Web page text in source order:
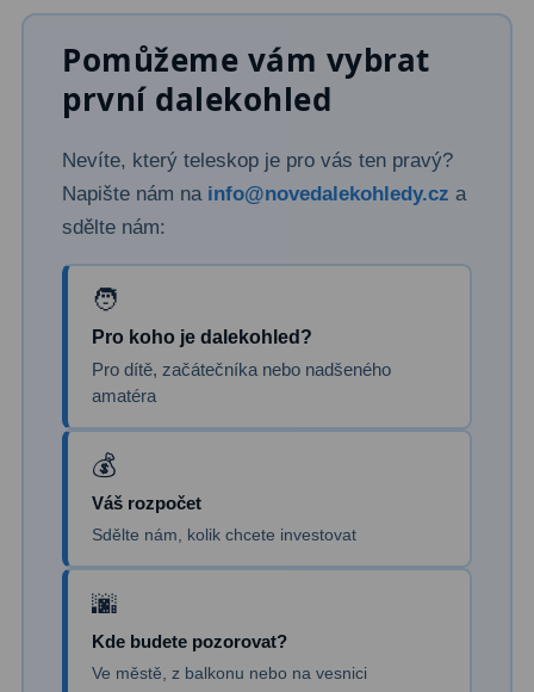
Pro pozorování přírody a
Monokuláry20
Binokulární dalekohledy 285
Lovecké a turistické
Kapesní14
7
Námořní12
Divadelní2
Dálkoměry a Noční vidění
Pomůžeme vám vybrat
první dalekohled
Nevíte, který teleskop je pro vás ten pravý?
Napište nám na info@novedalekohledy.cz a
sdělte nám:
Pro koho je dalekohled?
Pro dítě, začátečníka nebo nadšeného
amatéra
Váš rozpočet
Sdělte nám, kolik chcete investovat
Kde budete pozorovat?
Ve městě, z balkonu nebo na vesnici